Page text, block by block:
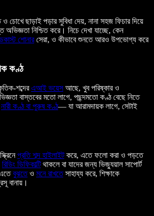
ছাড়াই পড়ার সুবিধা দেয়, নানা সহজ ফিচার দিয়ে
অভিজ্ঞতা নিশ্চিত করে। নিচে দেখা যাচ্ছে, কেন
শোনারসেরা, ও কীভাবে শুনতে আরও উপভোগ্য করে
কণ্ঠ
শব্দেরএআই ভয়েসআছে, খুব পরিষ্কার ও
বাস্তবের মতো লাগে, পছন্দমতো কণ্ঠ বেছে নিতে
নারী কণ্ঠবা পুরুষ কণ্ঠ— যা আরামদায়ক লাগে, সেটাই
প্রতি শব্দ হাইলাইটকরে, এতে ফলো করা ও পড়তে
রিডিং ডিফিকাল্টিথাকলে বা যাদের জন্য ভিজ্যুয়াল সাপোর্ট
বুঝতেও মনে রাখতেসাহায্য করে, শিক্ষাকে
বানায়।